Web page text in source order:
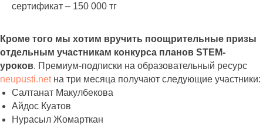
сертификат – 150 000 тг
Кроме того мы хотим вручить поощрительные призы
отдельным участникам конкурса планов STEM-
уроков. Премиум-подписки на образовательный ресурс
neupusti.netна три месяца получают следующие участники:
Салтанат Макулбекова
Айдос Куатов
Нурасыл Жомарткан